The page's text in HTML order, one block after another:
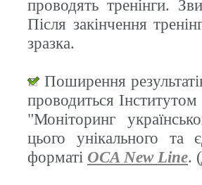
проводять тренінги.
Після закінчення
зразка.
Поширення
проводиться Інститутом
"Моніторинг
цього унікального та
форматі OCA New Line. (